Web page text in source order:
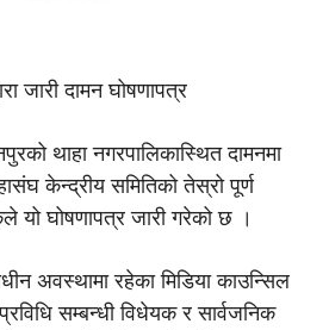
जारी दामन घोषणापत्र
थाहा नगरपालिकास्थित दामनमा
केन्द्रीय समितिको तेस्रो पूर्ण
यो घोषणापत्र जारी गरेको छ ।
अवस्थामा रहेका मिडिया काउन्सिल
सम्बन्धी विधेयक र सार्वजनिक